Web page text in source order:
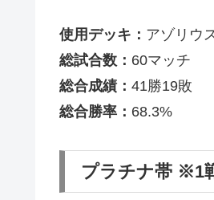
使用デッキ： アゾリウ
総試合数： 60マッチ
総合成績： 41勝19敗
総合勝率： 68.3%
プラチナ帯 ※1